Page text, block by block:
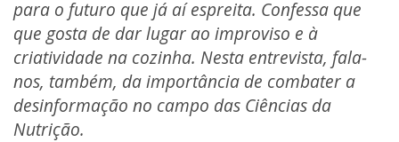
para o futuro que já aí espreita. Confessa que
que gosta de dar lugar ao improviso e à
criatividade na cozinha. Nesta entrevista, fala-
nos, também, da importância de combater a
desinformação no campo das Ciências da
Nutrição.